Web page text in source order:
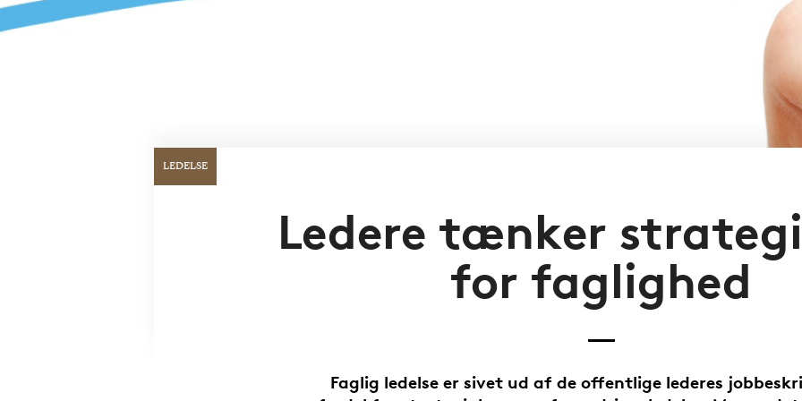
LEDELSE
Ledere tænker
for faglighed
Faglig ledelse er sivet ud af de offentlige lederes